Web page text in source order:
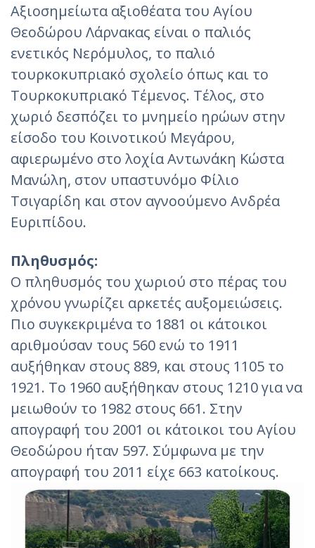
Αξιοσημείωτα αξιοθέατα του Αγίου
Θεοδώρου Λάρνακας είναι ο παλιός
ενετικός Νερόμυλος, το παλιό
τουρκοκυπριακό σχολείο όπως και το
Τουρκοκυπριακό Τέμενος. Τέλος, στο
χωριό δεσπόζει το μνημείο ηρώων στην
είσοδο του Κοινοτικού Μεγάρου,
αφιερωμένο στο λοχία Αντωνάκη Κώστα
Μανώλη, στον υπαστυνόμο Φίλιο
Τσιγαρίδη και στον αγνοούμενο Ανδρέα
Ευριπίδου.
Πληθυσμός:
Ο πληθυσμός του χωριού στο πέρας του
χρόνου γνωρίζει αρκετές αυξομειώσεις.
Πιο συγκεκριμένα το 1881 οι κάτοικοι
αριθμούσαν τους 560 ενώ το 1911
αυξήθηκαν στους 889, και στους 1105 το
1921. Το 1960 αυξήθηκαν στους 1210 για να
μειωθούν το 1982 στους 661. Στην
απογραφή του 2001 οι κάτοικοι του Αγίου
Θεοδώρου ήταν 597. Σύμφωνα με την
απογραφή του 2011 είχε 663 κατοίκους.